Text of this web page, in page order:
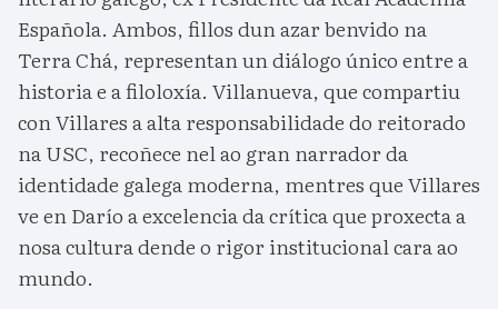
Española. Ambos, fillos dun azar benvido na
Terra Chá, representan un diálogo único entre a
historia e a filoloxía. Villanueva, que compartiu
con Villares a alta responsabilidade do reitorado
na USC, recoñece nel ao gran narrador da
identidade galega moderna, mentres que Villares
ve en Darío a excelencia da crítica que proxecta a
nosa cultura dende o rigor institucional cara ao
mundo.